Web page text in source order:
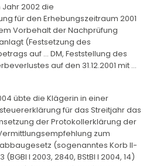
2002 die
für den Erhebungszeitraum 2001
Vorbehalt der Nachprüfung
(Festsetzung des
auf ... DM, Feststellung des
auf den 31.12.2001 mit ...
übte die Klägerin in einer
für das Streitjahr das
der Protokollerklärung der
zum
(sogenanntes Korb II-
I 2003, 2840, BStBl I 2004, 14)